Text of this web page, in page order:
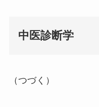
中医診断学
（つづく）